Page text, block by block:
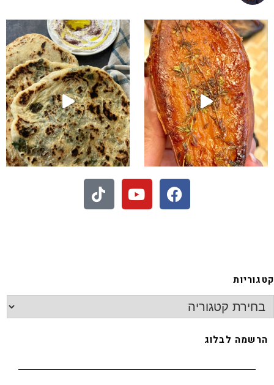
בפיתות היסטריות
חיתוכיות ריבה וקוקוס
לבלוג